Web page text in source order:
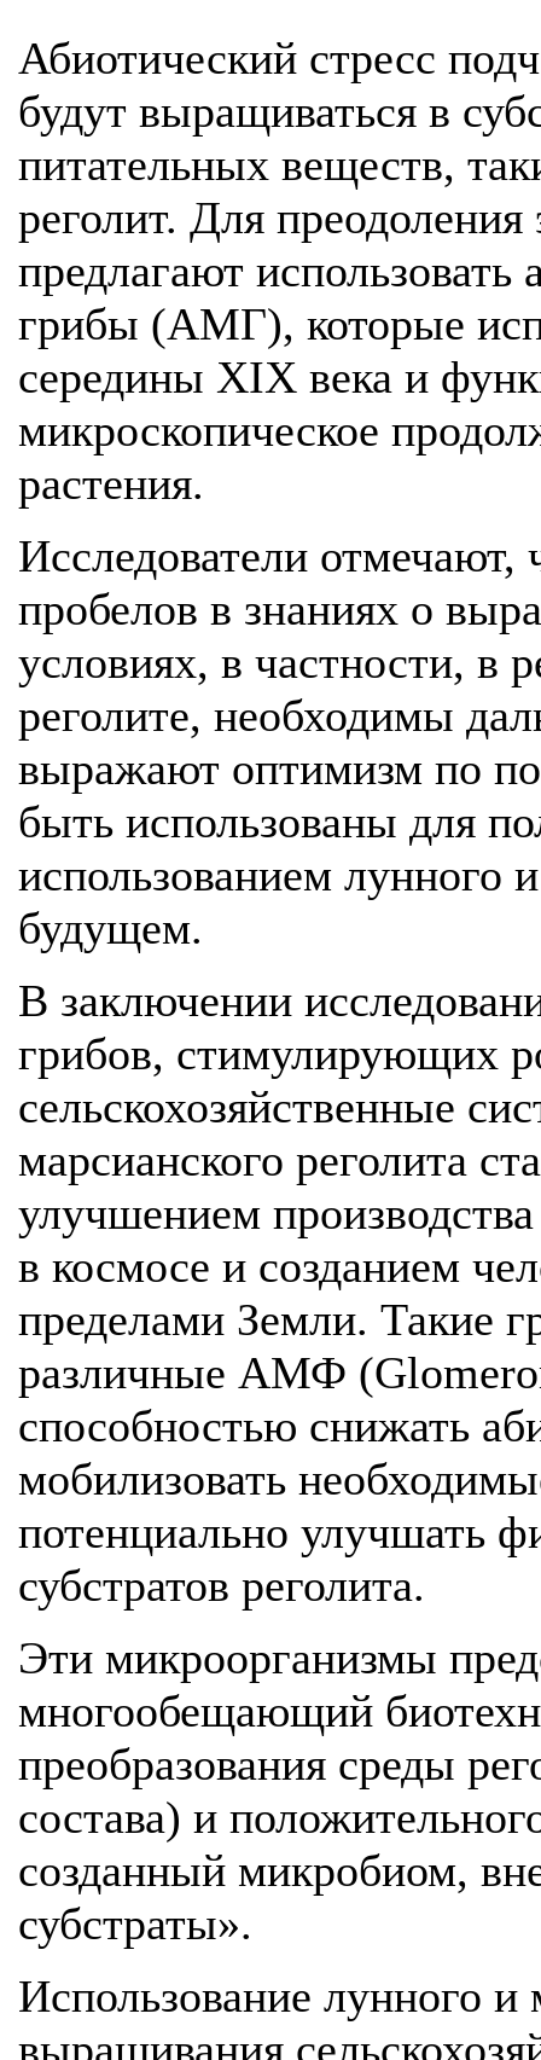
Абиотический стресс
будут выращиваться в
питательных веществ,
реголит. Для преодоления
предлагают
грибы (АМГ), которые
середины XIX века и
микроскопическое
растения.
Исследователи отмечают,
пробелов в знаниях о
условиях, в частности, в
реголите, необходимы
выражают оптимизм по
быть использованы для
использованием лунного
будущем.
В заключении
грибов, стимулирующих
сельскохозяйственные
марсианского реголита
улучшением
в космосе и созданием
пределами Земли. Такие
различные АМФ
способностью снижать
мобилизовать
потенциально улучшать
субстратов реголита.
Эти микроорганизмы
многообещающий
преобразования среды
состава) и
созданный микробиом,
субстраты».
Использование лунного и
выращивания